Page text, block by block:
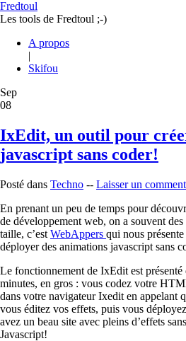
Fredtoul
Les tools de Fredtoul ;-)
A propos
|
Skifou
Sep
08
IxEdit, un outil pour
javascript sans coder!
Posté dans Techno -- Laisser un
En prenant un peu de temps pour
de développement web, on a souvent
taille, c’est WebAppers qui nous
déployer des animations javascript sans
Le fonctionnement de IxEdit est présenté
minutes, en gros : vous codez votre
dans votre navigateur Ixedit en appelant
vous éditez vos effets, puis vous
avez un beau site avec pleins d’effets
Javascript!